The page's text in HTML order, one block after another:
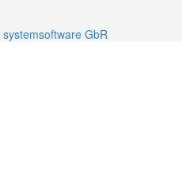
GbR